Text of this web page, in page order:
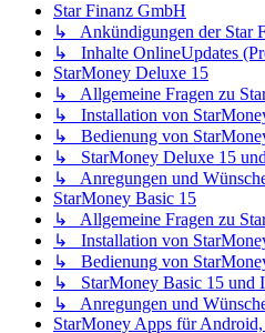
Star Finanz GmbH
↳ Ankündigungen der Star
↳ Inhalte OnlineUpdates
StarMoney Deluxe 15
↳ Allgemeine Fragen zu
↳ Installation von
↳ Bedienung von
↳ StarMoney Deluxe 15
↳ Anregungen und
StarMoney Basic 15
↳ Allgemeine Fragen zu
↳ Installation von
↳ Bedienung von
↳ StarMoney Basic 15 und
↳ Anregungen und
StarMoney Apps für